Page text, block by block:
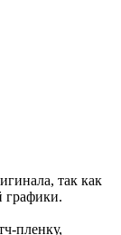
так как
графики.
пленку,